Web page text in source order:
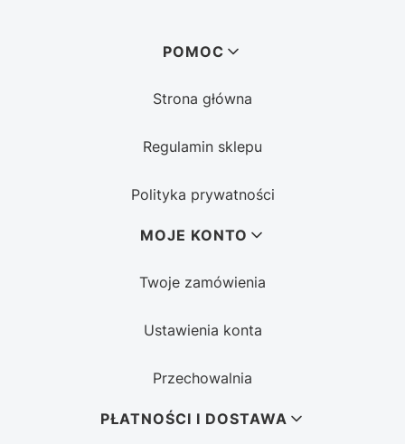
POMOC
Strona główna
Regulamin sklepu
Polityka prywatności
MOJE KONTO
Twoje zamówienia
Ustawienia konta
Przechowalnia
PŁATNOŚCI I DOSTAWA